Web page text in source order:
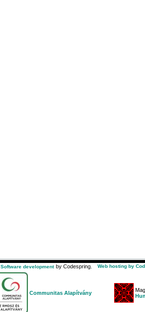
Software development by Codespring. Web hosting by
Communitas Alapítvány